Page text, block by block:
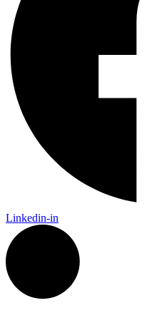
Linkedin-in